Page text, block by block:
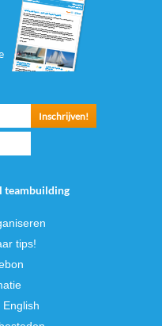
teambuilding
tips!